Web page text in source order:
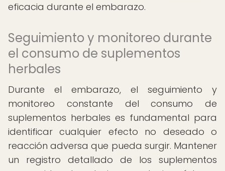
eficacia durante el embarazo.
Seguimiento y monitoreo durante
el consumo de suplementos
herbales
Durante el embarazo, el seguimiento y
monitoreo constante del consumo de
suplementos herbales es fundamental para
identificar cualquier efecto no deseado o
reacción adversa que pueda surgir. Mantener
un registro detallado de los suplementos